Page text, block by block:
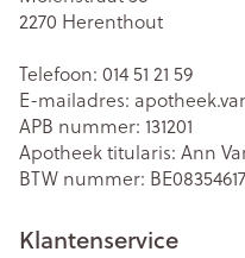
2270 Herenthout
Telefoon: 014 51 21 59
E-mailadres:
APB nummer: 131201
Apotheek titularis: Ann
BTW nummer:
Klantenservice